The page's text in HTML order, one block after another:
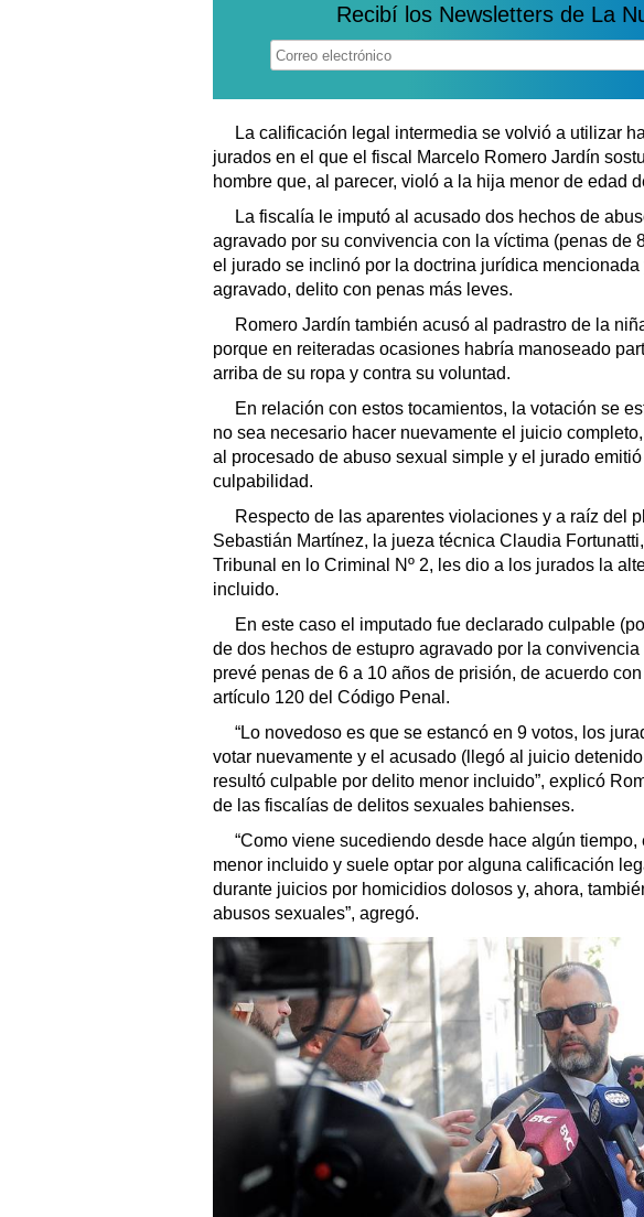
Recibí los Newsletters de La
La calificación legal intermedia se volvió a utilizar
jurados en el que el fiscal Marcelo Romero Jardín
hombre que, al parecer, violó a la hija menor de edad
La fiscalía le imputó al acusado dos hechos de
agravado por su convivencia con la víctima (penas de
el jurado se inclinó por la doctrina jurídica
agravado, delito con penas más leves.
Romero Jardín también acusó al padrastro de la
porque en reiteradas ocasiones habría manoseado
arriba de su ropa y contra su voluntad.
En relación con estos tocamientos, la votación se
no sea necesario hacer nuevamente el juicio
al procesado de abuso sexual simple y el jurado
culpabilidad.
Respecto de las aparentes violaciones y a raíz del
Sebastián Martínez, la jueza técnica Claudia
Tribunal en lo Criminal Nº 2, les dio a los jurados la
incluido.
En este caso el imputado fue declarado culpable
de dos hechos de estupro agravado por la
prevé penas de 6 a 10 años de prisión, de acuerdo
artículo 120 del Código Penal.
“Lo novedoso es que se estancó en 9 votos, los
votar nuevamente y el acusado (llegó al juicio
resultó culpable por delito menor incluido”, explicó
de las fiscalías de delitos sexuales bahienses.
“Como viene sucediendo desde hace algún
menor incluido y suele optar por alguna calificación
durante juicios por homicidios dolosos y, ahora,
abusos sexuales”, agregó.